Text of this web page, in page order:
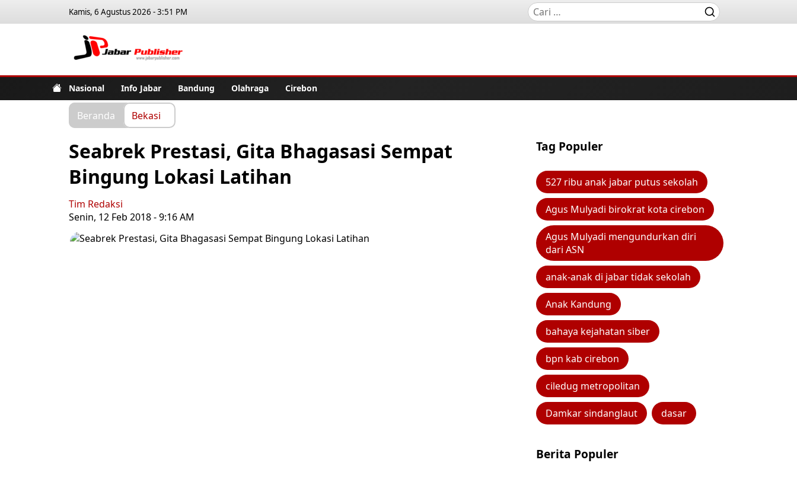
Kamis, 6 Agustus 2026 - 3:51 PM
Nasional Info Jabar Bandung Olahraga Cirebon
Beranda Bekasi
Seabrek Prestasi, Gita Bhagasasi Sempat
Bingung Lokasi Latihan
Tim Redaksi
Senin, 12 Feb 2018 - 9:16 AM
Tag Populer
527 ribu anak jabar putus sekolah
Agus Mulyadi birokrat kota cirebon
Agus Mulyadi mengundurkan diri
dari ASN
anak-anak di jabar tidak sekolah
Anak Kandung
bahaya kejahatan siber
bpn kab cirebon
ciledug metropolitan
Damkar sindanglaut dasar
Berita Populer